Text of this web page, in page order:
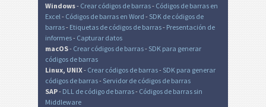
Windows- Crear códigos de barras- Códigos de barras en
Excel - Códigos de barras en Word - SDK de códigos de
barras- Etiquetas de códigos de barras- Presentación de
informes- Capturar datos
macOS- Crear códigos de barras- SDK para generar
códigos de barras
Linux, UNIX- Crear códigos de barras- SDK para generar
códigos de barras- Servidor de códigos de barras
SAP- DLL de código de barras- Códigos de barras sin
Middleware